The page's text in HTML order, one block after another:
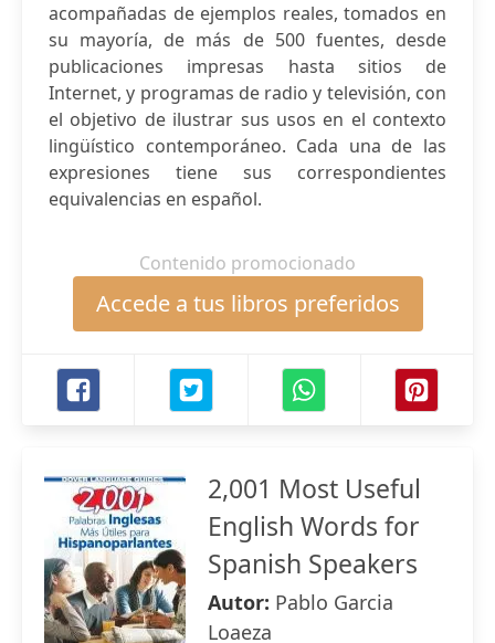
acompañadas de ejemplos reales, tomados en
su mayoría, de más de 500 fuentes, desde
publicaciones impresas hasta sitios de
Internet, y programas de radio y televisión, con
el objetivo de ilustrar sus usos en el contexto
lingüístico contemporáneo. Cada una de las
expresiones tiene sus correspondientes
equivalencias en español.
Contenido promocionado
Accede a tus libros preferidos
2,001 Most Useful
English Words for
Spanish Speakers
Autor: Pablo Garcia
Loaeza